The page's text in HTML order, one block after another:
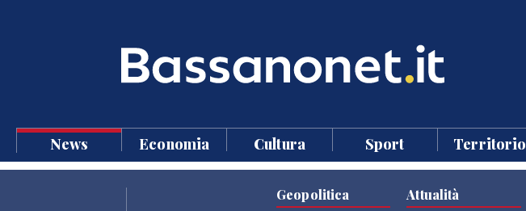
News Economia Cultura Sport Territorio
Geopolitica Attualità